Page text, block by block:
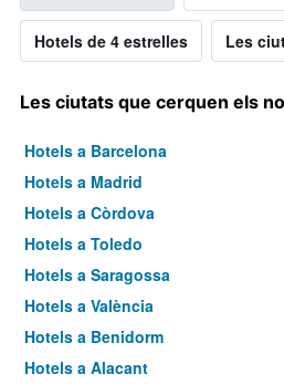
Hotels de 4 estrelles Les
Les ciutats que cerquen els
Hotels a Barcelona
Hotels a Madrid
Hotels a Còrdova
Hotels a Toledo
Hotels a Saragossa
Hotels a València
Hotels a Benidorm
Hotels a Alacant